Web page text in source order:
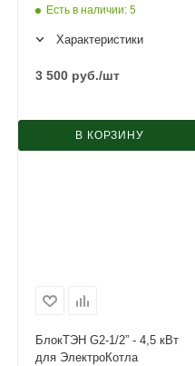
Есть в наличии: 5
Характеристики
3 500 руб./шт
В КОРЗИНУ
БлокТЭН G2-1/2” - 4,5 кВт
для ЭлектроКотла